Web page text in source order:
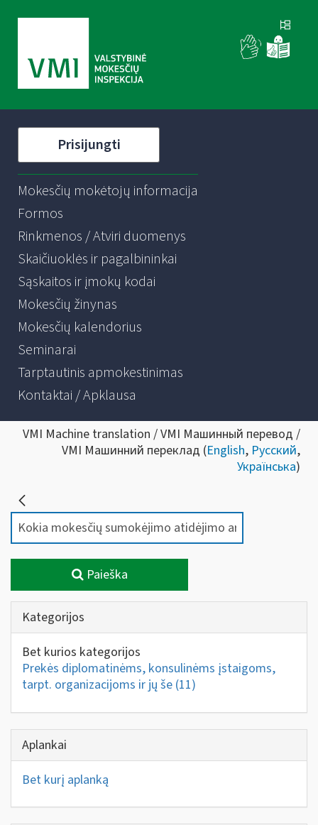
Prisijungti
Mokesčių mokėtojų informacija
Formos
Rinkmenos / Atviri duomenys
Skaičiuoklės ir pagalbininkai
Sąskaitos ir įmokų kodai
Mokesčių žinynas
Mokesčių kalendorius
Seminarai
Tarptautinis apmokestinimas
Kontaktai / Apklausa
VMI Machine translation / VMI Машинный перевод /
VMI Машинний переклад (English, Русский,
Українська)
Paieška
Kategorijos
Bet kurios kategorijos
Prekės diplomatinėms, konsulinėms įstaigoms,
tarpt. organizacijoms ir jų še (11)
Aplankai
Bet kurį aplanką